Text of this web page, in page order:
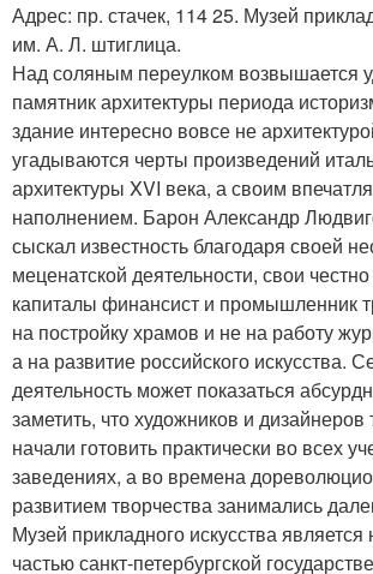
Адрес: пр. стачек, 114 25. Музей
им. А. Л. штиглица.
Над соляным переулком возвышается
памятник архитектуры периода
здание интересно вовсе не
угадываются черты произведений
архитектуры XVI века, а своим
наполнением. Барон Александр
сыскал известность благодаря своей
меценатской деятельности, свои
капиталы финансист и промышленник
на постройку храмов и не на работу
а на развитие российского искусства.
деятельность может показаться
заметить, что художников и дизайнеров
начали готовить практически во всех
заведениях, а во времена
развитием творчества занимались
Музей прикладного искусства
частью санкт-петербургской